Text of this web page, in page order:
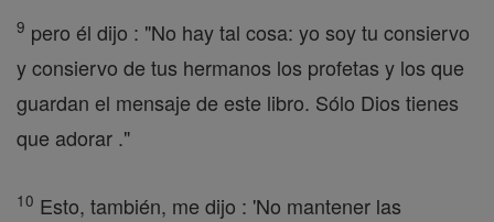
9 pero él dijo : "No hay tal cosa: yo soy tu consiervo
y consiervo de tus hermanos los profetas y los que
guardan el mensaje de este libro. Sólo Dios tienes
que adorar ."
10 Esto, también, me dijo : 'No mantener las